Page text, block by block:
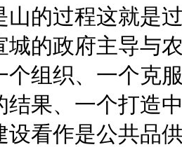
山的过程这就是
城的政府主导与
个组织、一个克
结果、一个打造
设看作是公共品